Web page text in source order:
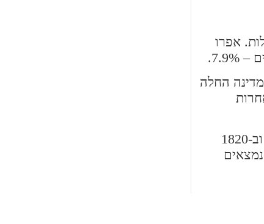
גדולות. אפרו
החלה
הקהילה היהודית הראשונה הייתה קהילת צ'ארלסטון ב-1749. בשנת 1801 הקימה הקהילה בית יתומים יהודי וב-1820
כ-700 משפחות. כיום נמצאים